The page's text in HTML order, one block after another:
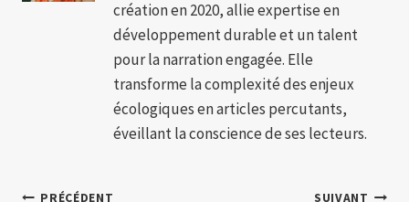
création en 2020, allie expertise en
développement durable et un talent
pour la narration engagée. Elle
transforme la complexité des enjeux
écologiques en articles percutants,
éveillant la conscience de ses lecteurs.
PRÉCÉDENT SUIVANT